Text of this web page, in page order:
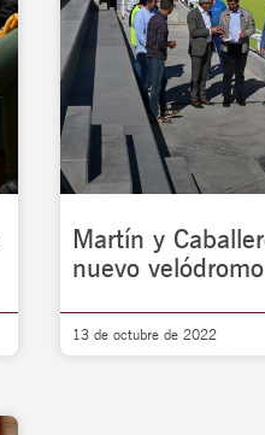
Martín y
nuevo
13 de octubre de 2022